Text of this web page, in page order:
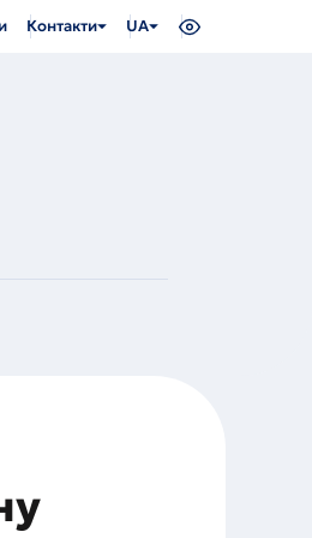
Контакти UA